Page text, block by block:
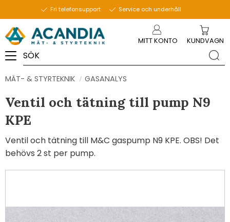
Fri telefonsupport Service och underhåll
MITT KONTO KUNDVAGN
MÄT- & STYRTEKNIK GASANALYS
Ventil och tätning till pump N9
KPE
Ventil och tätning till M&C gaspump N9 KPE. OBS! Det
behövs 2 st per pump.